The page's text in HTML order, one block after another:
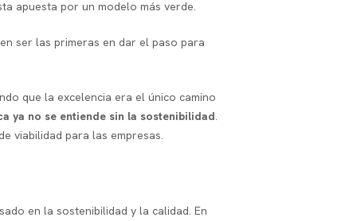
apuesta por un modelo más verde.
ser las primeras en dar el paso para
que la excelencia era el único camino
ya no se entiende sin la sostenibilidad.
viabilidad para las empresas.
en la sostenibilidad y la calidad. En